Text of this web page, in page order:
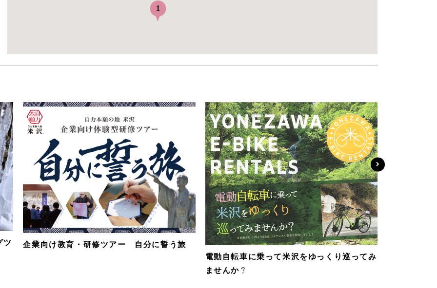
ツ
企業向け教育・研修ツアー 自分に誓う旅
電動自転車に乗って米沢をゆっくり巡ってみ
ませんか？